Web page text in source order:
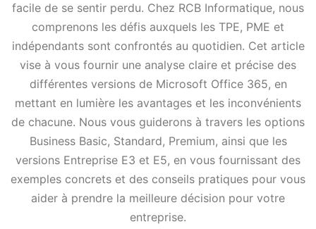
facile de se sentir perdu. Chez RCB Informatique, nous
comprenons les défis auxquels les TPE, PME et
indépendants sont confrontés au quotidien. Cet article
vise à vous fournir une analyse claire et précise des
différentes versions de Microsoft Office 365, en
mettant en lumière les avantages et les inconvénients
de chacune. Nous vous guiderons à travers les options
Business Basic, Standard, Premium, ainsi que les
versions Entreprise E3 et E5, en vous fournissant des
exemples concrets et des conseils pratiques pour vous
aider à prendre la meilleure décision pour votre
entreprise.